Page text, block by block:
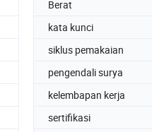
Berat
kata kunci
siklus pemakaian
pengendali surya
kelembapan kerja
sertifikasi